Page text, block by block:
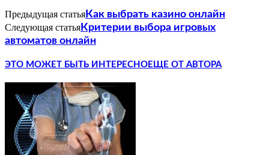
Предыдущая статьяКак выбрать казино онлайн
Следующая статьяКритерии выбора игровых
автоматов онлайн
ЭТО МОЖЕТ БЫТЬ ИНТЕРЕСНО ЕЩЕ ОТ АВТОРА